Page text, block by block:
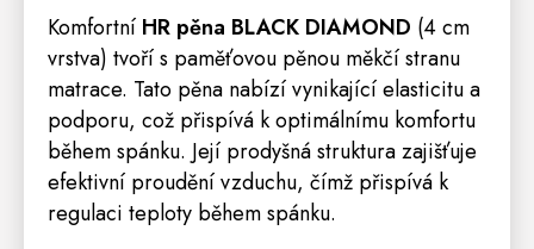
Komfortní HR pěna BLACK DIAMOND (4 cm
vrstva) tvoří s paměťovou pěnou měkčí stranu
matrace. Tato pěna nabízí vynikající elasticitu a
podporu, což přispívá k optimálnímu komfortu
během spánku. Její prodyšná struktura zajišťuje
efektivní proudění vzduchu, čímž přispívá k
regulaci teploty během spánku.